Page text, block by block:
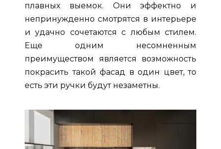
плавных выемок. Они эффектно и
непринужденно смотрятся в интерьере
и удачно сочетаются с любым стилем.
Еще одним несомненным
преимуществом является возможность
покрасить такой фасад в один цвет, то
есть эти ручки будут незаметны.